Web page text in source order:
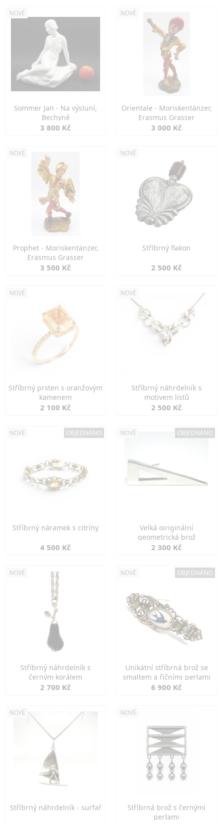
NOVÉ
Sommer Jan - Na výsluní,
Bechyně
3 800 Kč
NOVÉ
Orientale - Moriskentänzer,
Erasmus Grasser
3 000 Kč
NOVÉ
Prophet - Moriskentänzer,
Erasmus Grasser
3 500 Kč
NOVÉ
Stříbrný flakon
2 500 Kč
NOVÉ
Stříbrný prsten s oranžovým
kamenem
2 100 Kč
NOVÉ
Stříbrný náhrdelník s
motivem listů
2 500 Kč
NOVÉ OBJEDNÁNO
Stříbrný náramek s citríny
4 500 Kč
NOVÉ OBJEDNÁNO
Velká oiriginální
geometrická brož
2 300 Kč
NOVÉ
Stříbrný náhrdelník s
černým korálem
2 700 Kč
NOVÉ OBJEDNÁNO
Unikátní stříbrná brož se
smaltem a říčními perlami
6 900 Kč
NOVÉ
Stříbrný náhrdelník - surfař
NOVÉ
Stříbrná brož s černými
perlami